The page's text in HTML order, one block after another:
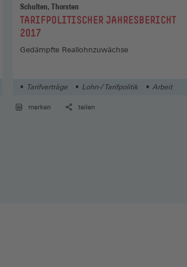
Schulten, Thorsten
:
TARIFPOLITISCHER JAHRESBERICHT
2017
Gedämpfte Reallohnzuwächse
Tarifverträge Lohn-/ Tarifpolitik Arbeit
merken teilen